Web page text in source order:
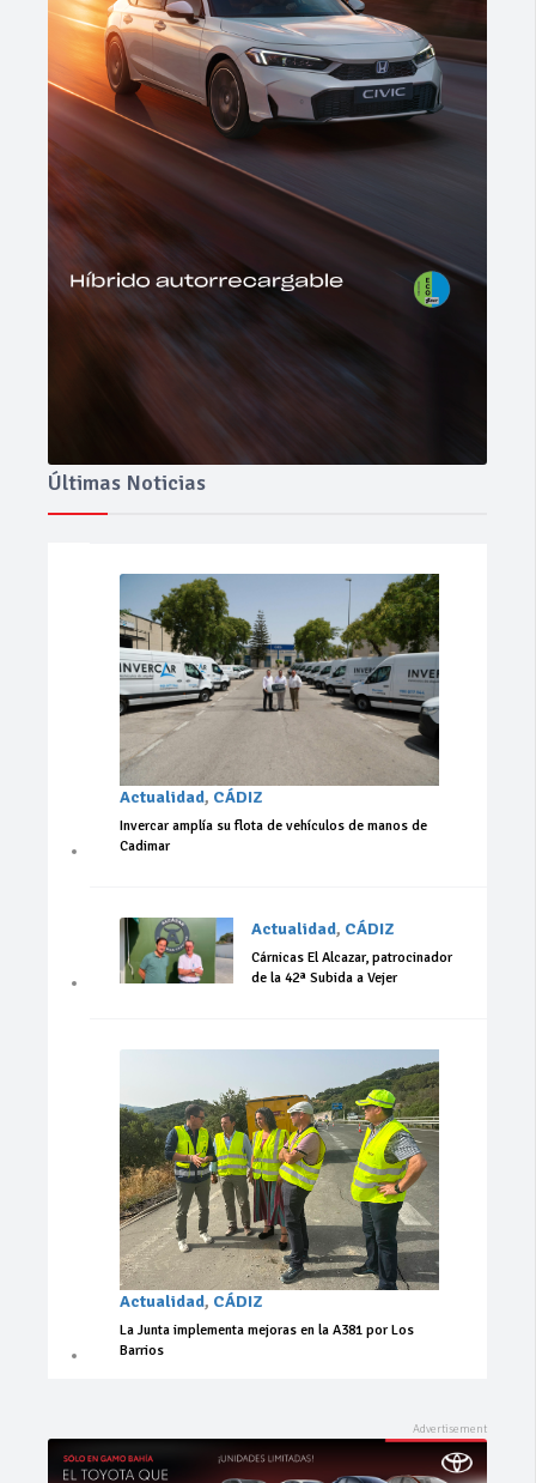
Últimas Noticias
Actualidad, CÁDIZ
Invercar amplía su flota de vehículos de manos de
Cadimar
Actualidad, CÁDIZ
Cárnicas El Alcazar, patrocinador
de la 42ª Subida a Vejer
Actualidad, CÁDIZ
La Junta implementa mejoras en la A381 por Los
Barrios